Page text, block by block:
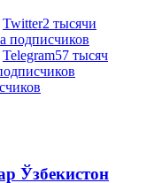
Twitter2 тысячи
подписчиков
Telegram57 тысяч
Ўзбекистон